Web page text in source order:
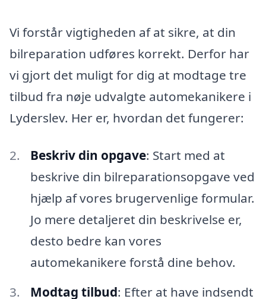
Vi forstår vigtigheden af at sikre, at din
bilreparation udføres korrekt. Derfor har
vi gjort det muligt for dig at modtage tre
tilbud fra nøje udvalgte automekanikere i
Lyderslev. Her er, hvordan det fungerer:
Beskriv din opgave: Start med at
beskrive din bilreparationsopgave ved
hjælp af vores brugervenlige formular.
Jo mere detaljeret din beskrivelse er,
desto bedre kan vores
automekanikere forstå dine behov.
Modtag tilbud: Efter at have indsendt